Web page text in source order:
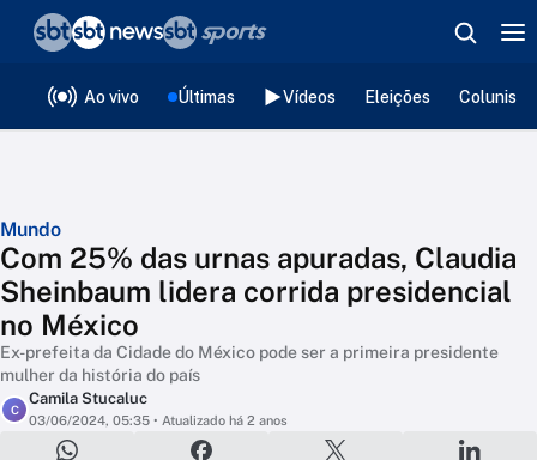
Ao vivo Últimas Vídeos Eleições
Mundo
Com 25% das urnas apuradas, Claudia
Sheinbaum lidera corrida presidencial
no México
Ex-prefeita da Cidade do México pode ser a primeira presidente
mulher da história do país
C
Camila Stucaluc
03/06/2024, 05:35 • Atualizado há 2 anos
❮voltar
Editorias